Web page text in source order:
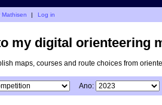
| Log in
my digital orienteering
maps, courses and route choices from
Ano: